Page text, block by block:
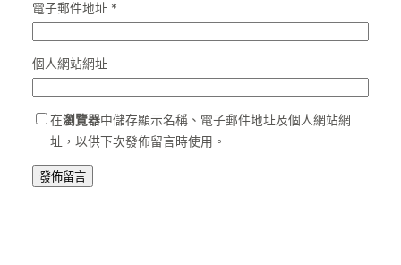
電子郵件地址 *
個人網站網址
在瀏覽器中儲存顯示名稱、電子郵件地址及個人網站網
址，以供下次發佈留言時使用。